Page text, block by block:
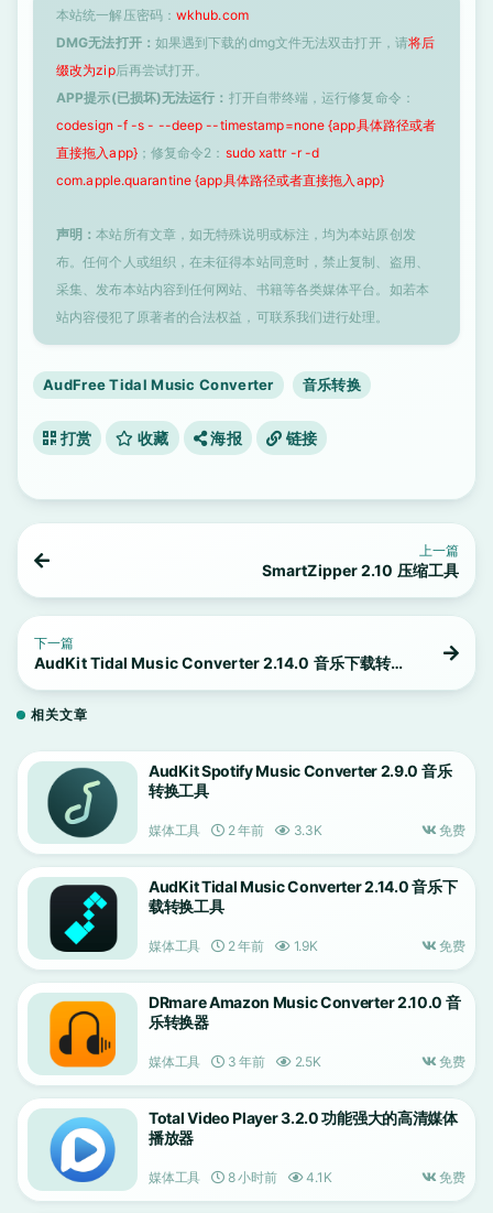
本站统一解压密码： wkhub.com
DMG无法打开： 如果遇到下载的dmg文件无法双击打开，请将后
缀改为zip后再尝试打开。
APP提示(已损坏)无法运行： 打开自带终端，运行修复命令：
codesign -f -s - --deep --timestamp=none {app具体路径或者
直接拖入app}；修复命令2： sudo xattr -r -d
com.apple.quarantine {app具体路径或者直接拖入app}
声明：本站所有文章，如无特殊说明或标注，均为本站原创发
布。任何个人或组织，在未征得本站同意时，禁止复制、盗用、
采集、发布本站内容到任何网站、书籍等各类媒体平台。如若本
站内容侵犯了原著者的合法权益，可联系我们进行处理。
AudFree Tidal Music Converter 音乐转换
打赏 收藏 海报 链接
上一篇
SmartZipper 2.10 压缩工具
下一篇
AudKit Tidal Music Converter 2.14.0 音乐下载转换
相关文章
AudKit Spotify Music Converter 2.9.0 音乐
转换工具
媒体工具 2 年前 3.3K 免费
AudKit Tidal Music Converter 2.14.0 音乐下
载转换工具
媒体工具 2 年前 1.9K 免费
DRmare Amazon Music Converter 2.10.0 音
乐转换器
媒体工具 3 年前 2.5K 免费
Total Video Player 3.2.0 功能强大的高清媒体
播放器
媒体工具 8 小时前 4.1K 免费